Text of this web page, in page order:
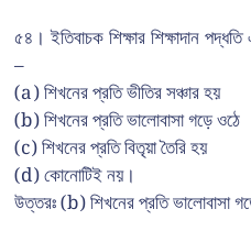
৫৪। ইতিবাচক শিক্ষার শিক্ষাদান পদ্ধতি
–
(a) শিখনের প্রতি ভীতির সঞ্চার হয়
(b) শিখনের প্রতি ভালোবাসা গড়ে ওঠে
(c) শিখনের প্রতি বিতৃয়া তৈরি হয়
(d) কোনোটিই নয়।
উত্তরঃ (b) শিখনের প্রতি ভালোবাসা